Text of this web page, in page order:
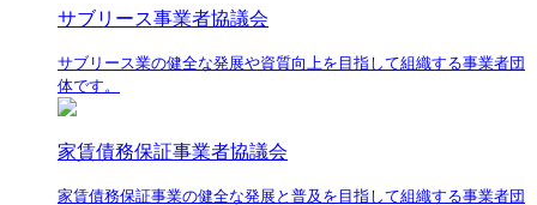
サブリース事業者協議会
サブリース業の健全な発展や資質向上を目指して組織する事業者団
体です。
家賃債務保証事業者協議会
家賃債務保証事業の健全な発展と普及を目指して組織する事業者団